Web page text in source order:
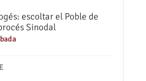
escoltar el Poble de
Sinodal